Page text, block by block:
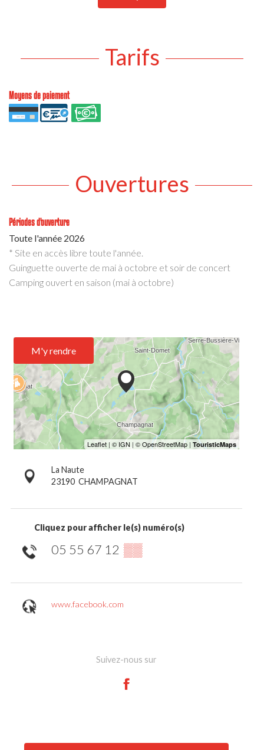
Tarifs
Moyens de paiement
Ouvertures
Périodes d'ouverture
Toute l'année 2026
* Site en accès libre toute l'année.
Guinguette ouverte de mai à octobre et soir de concert
Camping ouvert en saison (mai à octobre)
M'y rendre
La Naute
23190 CHAMPAGNAT
Cliquez pour afficher le(s) numéro(s)
05 55 67 12 ▒▒
www.facebook.com
Suivez-nous sur